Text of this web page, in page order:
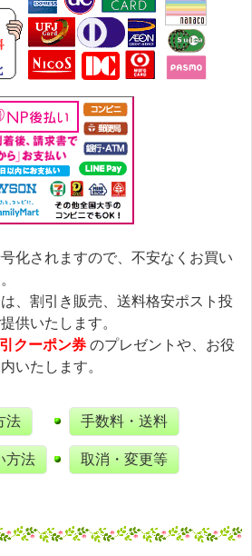
化されますので、不安なくお買い
、割引き販売、送料格安ポスト投
供いたします。
クーポン券 のプレゼントや、お役
いたします。
法
方法
手数料・送料
取消・変更等